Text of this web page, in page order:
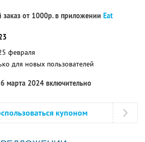
от 1000р. в приложении Eat
февраля
для новых пользователей
марта 2024 включительно
купоном